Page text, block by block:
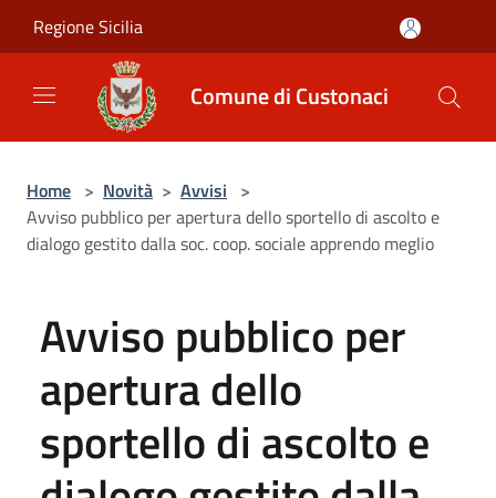
Regione Sicilia
Comune di Custonaci
Home > Novità > Avvisi >
Avviso pubblico per apertura dello sportello di ascolto e
dialogo gestito dalla soc. coop. sociale apprendo meglio
Avviso pubblico per
apertura dello
sportello di ascolto e